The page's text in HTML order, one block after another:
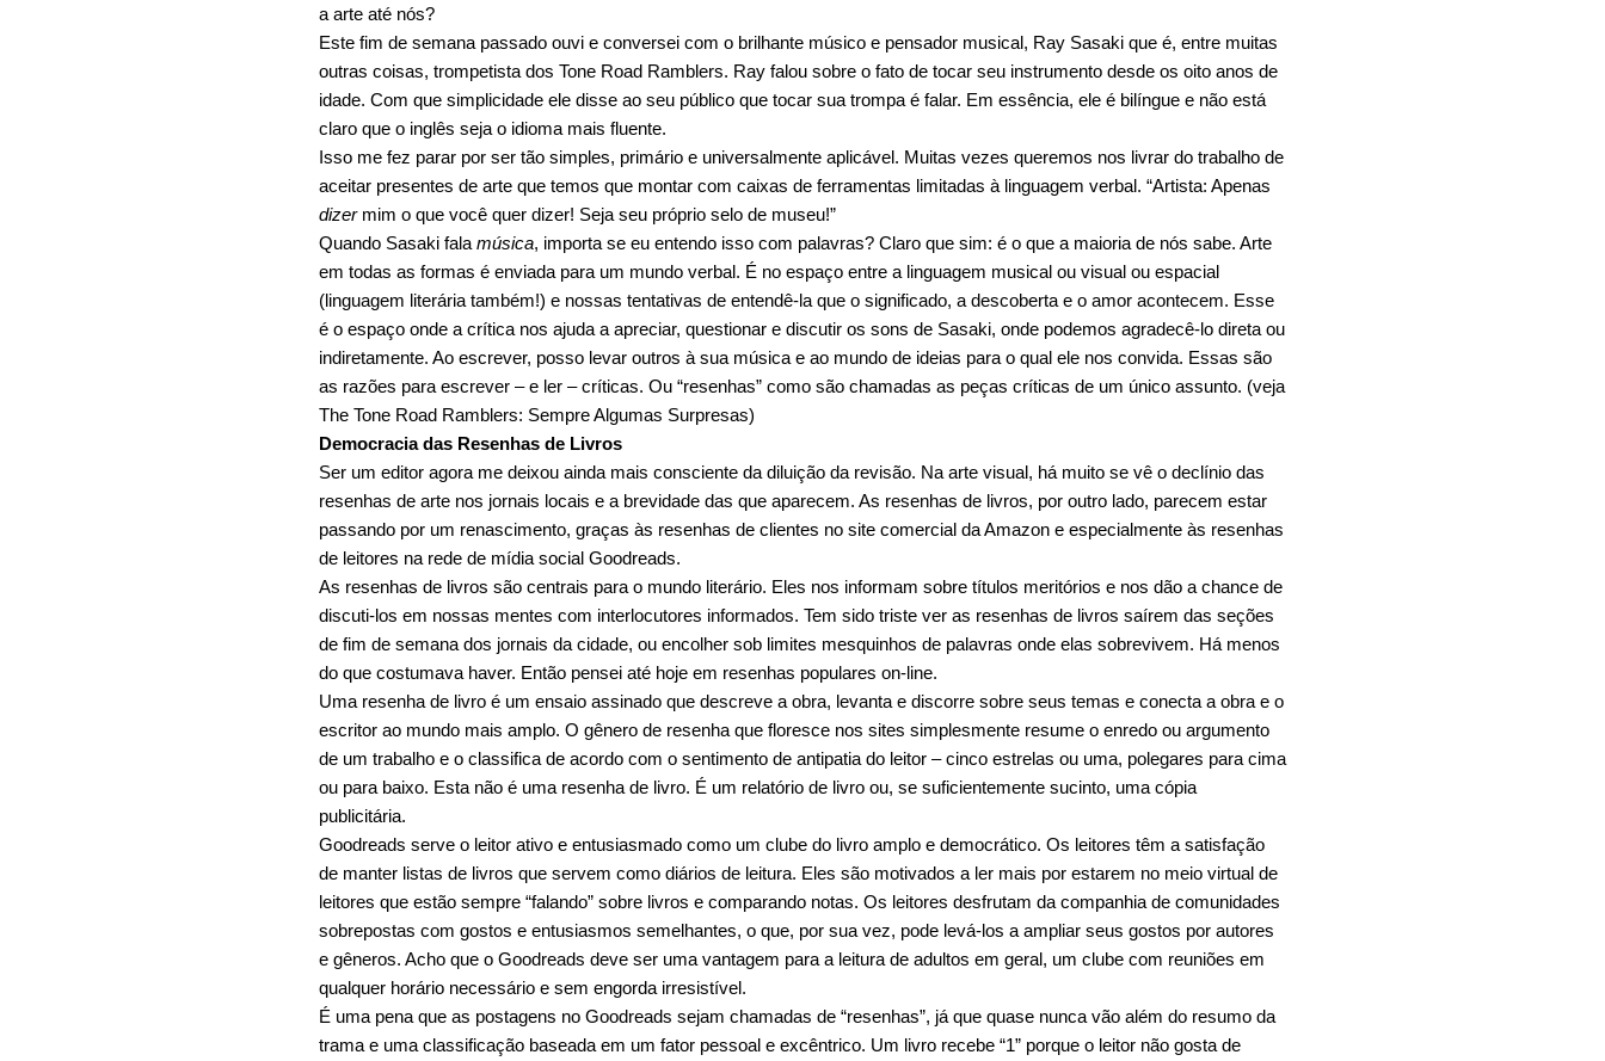
a arte até nós?
Este fim de semana passado ouvi e conversei com o brilhante músico e pensador musical, Ray Sasaki que é, entre muitas
outras coisas, trompetista dos Tone Road Ramblers. Ray falou sobre o fato de tocar seu instrumento desde os oito anos de
idade. Com que simplicidade ele disse ao seu público que tocar sua trompa é falar. Em essência, ele é bilíngue e não está
claro que o inglês seja o idioma mais fluente.
Isso me fez parar por ser tão simples, primário e universalmente aplicável. Muitas vezes queremos nos livrar do trabalho de
aceitar presentes de arte que temos que montar com caixas de ferramentas limitadas à linguagem verbal. “Artista: Apenas
dizermim o que você quer dizer! Seja seu próprio selo de museu!”
Quando Sasaki fala música, importa se eu entendo isso com palavras? Claro que sim: é o que a maioria de nós sabe. Arte
em todas as formas é enviada para um mundo verbal. É no espaço entre a linguagem musical ou visual ou espacial
(linguagem literária também!) e nossas tentativas de entendê-la que o significado, a descoberta e o amor acontecem. Esse
é o espaço onde a crítica nos ajuda a apreciar, questionar e discutir os sons de Sasaki, onde podemos agradecê-lo direta ou
indiretamente. Ao escrever, posso levar outros à sua música e ao mundo de ideias para o qual ele nos convida. Essas são
as razões para escrever – e ler – críticas. Ou “resenhas” como são chamadas as peças críticas de um único assunto. (veja
The Tone Road Ramblers: Sempre Algumas Surpresas)
Democracia das Resenhas de Livros
Ser um editor agora me deixou ainda mais consciente da diluição da revisão. Na arte visual, há muito se vê o declínio das
resenhas de arte nos jornais locais e a brevidade das que aparecem. As resenhas de livros, por outro lado, parecem estar
passando por um renascimento, graças às resenhas de clientes no site comercial da Amazon e especialmente às resenhas
de leitores na rede de mídia social Goodreads.
As resenhas de livros são centrais para o mundo literário. Eles nos informam sobre títulos meritórios e nos dão a chance de
discuti-los em nossas mentes com interlocutores informados. Tem sido triste ver as resenhas de livros saírem das seções
de fim de semana dos jornais da cidade, ou encolher sob limites mesquinhos de palavras onde elas sobrevivem. Há menos
do que costumava haver. Então pensei até hoje em resenhas populares on-line.
Uma resenha de livro é um ensaio assinado que descreve a obra, levanta e discorre sobre seus temas e conecta a obra e o
escritor ao mundo mais amplo. O gênero de resenha que floresce nos sites simplesmente resume o enredo ou argumento
de um trabalho e o classifica de acordo com o sentimento de antipatia do leitor – cinco estrelas ou uma, polegares para cima
ou para baixo. Esta não é uma resenha de livro. É um relatório de livro ou, se suficientemente sucinto, uma cópia
publicitária.
Goodreads serve o leitor ativo e entusiasmado como um clube do livro amplo e democrático. Os leitores têm a satisfação
de manter listas de livros que servem como diários de leitura. Eles são motivados a ler mais por estarem no meio virtual de
leitores que estão sempre “falando” sobre livros e comparando notas. Os leitores desfrutam da companhia de comunidades
sobrepostas com gostos e entusiasmos semelhantes, o que, por sua vez, pode levá-los a ampliar seus gostos por autores
e gêneros. Acho que o Goodreads deve ser uma vantagem para a leitura de adultos em geral, um clube com reuniões em
qualquer horário necessário e sem engorda irresistível.
É uma pena que as postagens no Goodreads sejam chamadas de “resenhas”, já que quase nunca vão além do resumo da
trama e uma classificação baseada em um fator pessoal e excêntrico. Um livro recebe “1” porque o leitor não gosta de